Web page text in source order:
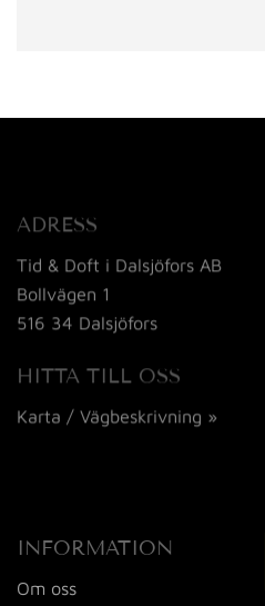
ADRESS
Tid & Doft i Dalsjöfors AB
Bollvägen 1
516 34 Dalsjöfors
HITTA TILL OSS
Karta / Vägbeskrivning »
INFORMATION
Om oss